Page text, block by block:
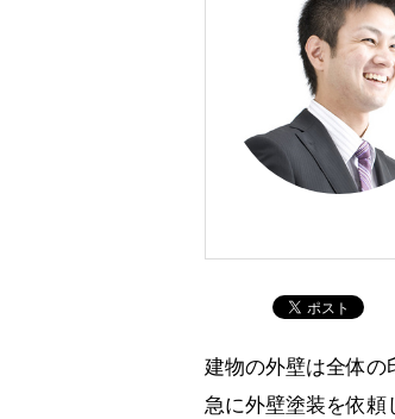
建物の外壁は全体の
急に外壁塗装を依頼